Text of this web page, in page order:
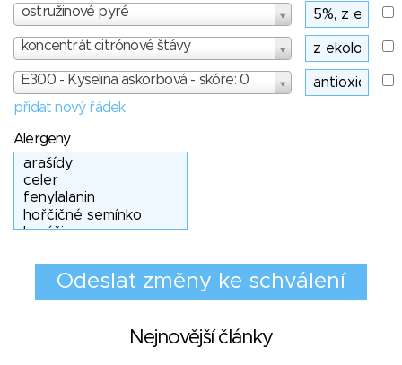
ostružinové pyré
koncentrát citrónové šťávy
E300 - Kyselina askorbová - skóre: 0
přidat nový řádek
Alergeny
Nejnovější články